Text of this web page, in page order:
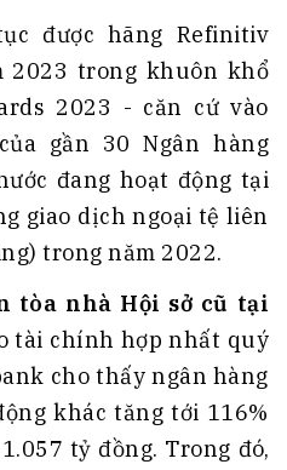
được hãng Refinitiv
2023 trong khuôn khổ
2023 - căn cứ vào
gần 30 Ngân hàng
đang hoạt động tại
giao dịch ngoại tệ liên
trong năm 2022.
tòa nhà Hội sở cũ tại
tài chính hợp nhất quý
cho thấy ngân hàng
khác tăng tới 116%
tỷ đồng. Trong đó,